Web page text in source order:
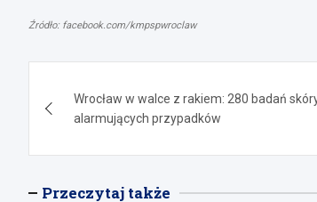
Źródło: facebook.com/kmpspwroclaw
wpisu
Wrocław w walce z rakiem: 280 badań
alarmujących przypadków
Przeczytaj także